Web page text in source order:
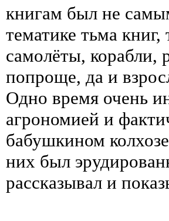
книгам был не
тематике тьма
самолёты, корабли,
попроще, да и
Одно время очень
агрономией и
бабушкином
них был
рассказывал и